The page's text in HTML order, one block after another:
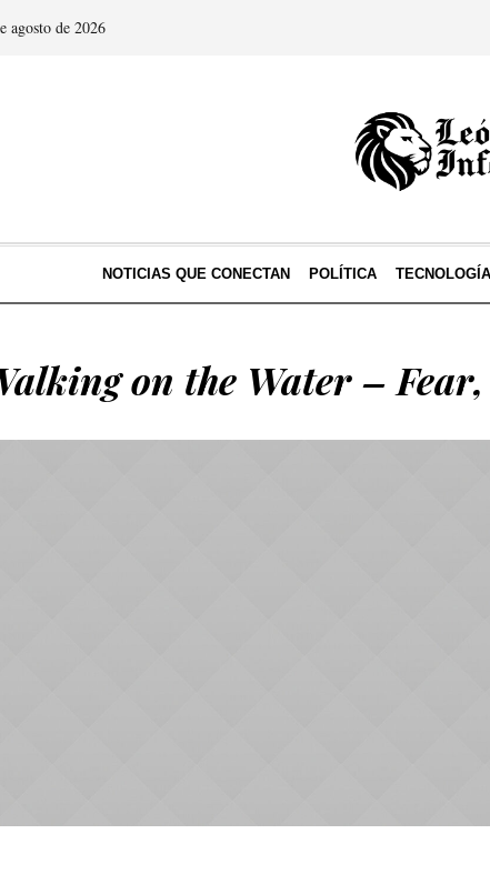
agosto de 2026
NOTICIAS QUE CONECTAN POLÍTICA TECNOLOGÍA
on the Water –